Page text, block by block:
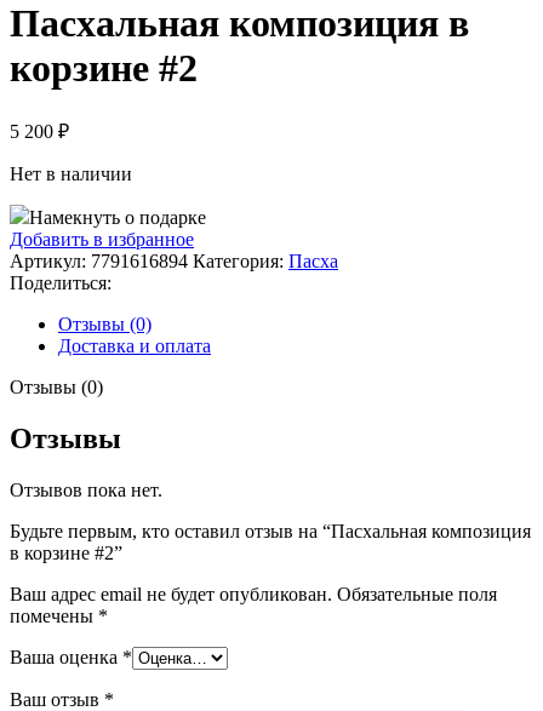
Пасхальная композиция в
корзине #2
5 200 ₽
Нет в наличии
Намекнуть о подарке
Добавить в избранное
Артикул: 7791616894 Категория: Пасха
Поделиться:
Отзывы (0)
Доставка и оплата
Отзывы (0)
Отзывы
Отзывов пока нет.
Будьте первым, кто оставил отзыв на “Пасхальная композиция
в корзине #2”
Ваш адрес email не будет опубликован. Обязательные поля
помечены *
Ваша оценка *
Ваш отзыв *